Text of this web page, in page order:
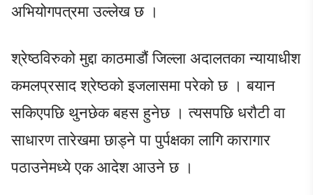
अभियोगपत्रमा उल्लेख छ ।
श्रेष्ठविरुको मुद्दा काठमाडौं जिल्ला अदालतका न्यायाधीश
कमलप्रसाद श्रेष्ठको इजलासमा परेको छ । बयान
सकिएपछि थुनछेक बहस हुनेछ । त्यसपछि धरौटी वा
साधारण तारेखमा छाड्ने पा पुर्पक्षका लागि कारागार
पठाउनेमध्ये एक आदेश आउने छ ।